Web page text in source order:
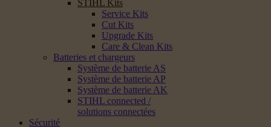
STIHL Kits
Service Kits
Cut Kits
Upgrade Kits
Care & Clean Kits
Batteries et chargeurs
Système de batterie AS
Système de batterie AP
Système de batterie AK
STIHL connected /
solutions connectées
Sécurité